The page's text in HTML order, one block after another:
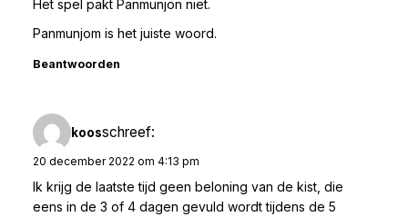
Het spel pakt Panmunjon niet.
Panmunjom is het juiste woord.
Beantwoorden
koosschreef:
20 december 2022 om 4:13 pm
Ik krijg de laatste tijd geen beloning van de kist, die
eens in de 3 of 4 dagen gevuld wordt tijdens de 5